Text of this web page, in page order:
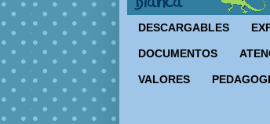
DESCARGABLES
DOCUMENTOS
VALORES